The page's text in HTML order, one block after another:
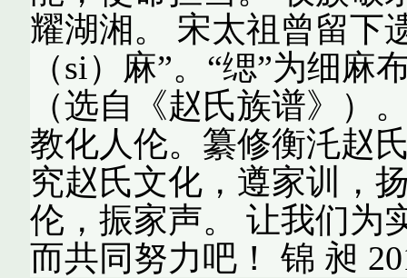
耀湖湘。 宋太祖曾留下
（si）麻”。“缌”为细
（选自《赵氏族谱》）
教化人伦。纂修衡汑赵
究赵氏文化，遵家训，
伦，振家声。 让我们为
而共同努力吧！ 锦 昶